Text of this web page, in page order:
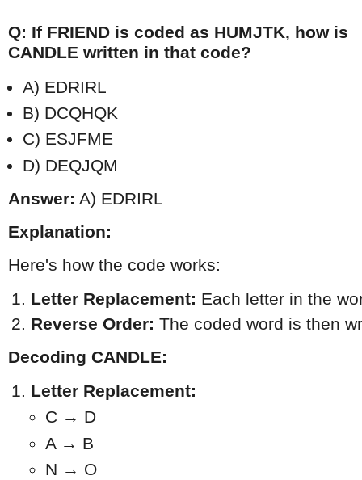
Q: If FRIEND is coded as HUMJTK, how is
CANDLE written in that code?
A) EDRIRL
B) DCQHQK
C) ESJFME
D) DEQJQM
Answer: A) EDRIRL
Explanation:
Here's how the code works:
Letter Replacement: Each letter in the
Reverse Order: The coded word is then
Decoding CANDLE:
Letter Replacement:
C → D
A → B
N → O